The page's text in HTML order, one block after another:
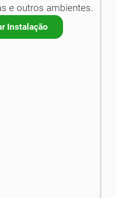
e outros ambientes.
Instalação